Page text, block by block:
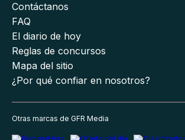
Contáctanos
FAQ
El diario de hoy
Reglas de concursos
Mapa del sitio
¿Por qué confiar en nosotros?
Otras marcas de GFR Media